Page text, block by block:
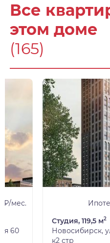
Все
этом доме
(165)
₽/мес.
60
Студия, 119,5 м2
Новосибирск,
к2 стр